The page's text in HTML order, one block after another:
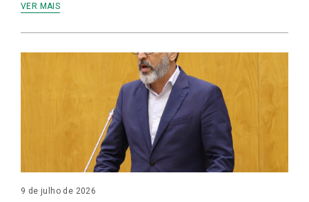
VER MAIS
9 de julho de 2026